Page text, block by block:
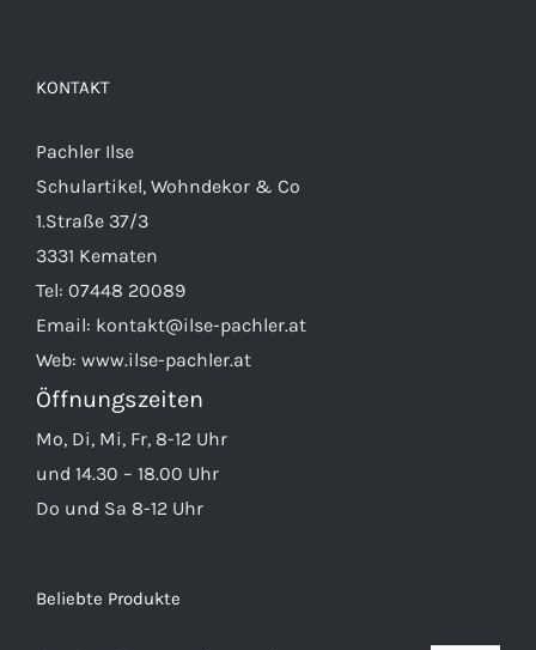
KONTAKT
Pachler Ilse
Schulartikel, Wohndekor & Co
1.Straße 37/3
3331 Kematen
Tel: 07448 20089
Email: kontakt@ilse-pachler.at
Web: www.ilse-pachler.at
Öffnungszeiten
Mo, Di, Mi, Fr, 8-12 Uhr
und 14.30 – 18.00 Uhr
Do und Sa 8-12 Uhr
Beliebte Produkte